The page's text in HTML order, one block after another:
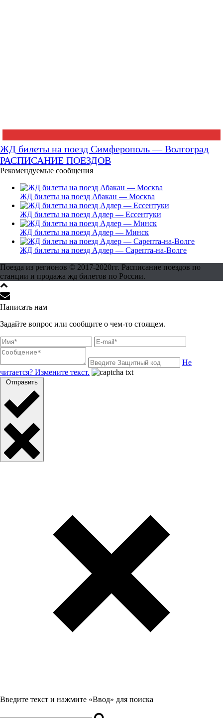
ЖД билеты на поезд Симферополь — Волгоград
РАСПИСАНИЕ ПОЕЗДОВ
Рекомендуемые сообщения
ЖД билеты на поезд Абакан — Москва
ЖД билеты на поезд Адлер — Ессентуки
ЖД билеты на поезд Адлер — Минск
ЖД билеты на поезд Адлер — Сарепта-на-Волге
Поезда из регионов © 2017-2020гг. Расписание поездов по
станции и продажа жд билетов по России.
Написать нам
Задайте вопрос или сообщите о чем-то стоящем.
Не
читается? Измените текст.
Отправить
Введите текст и нажмите «Ввод» для поиска